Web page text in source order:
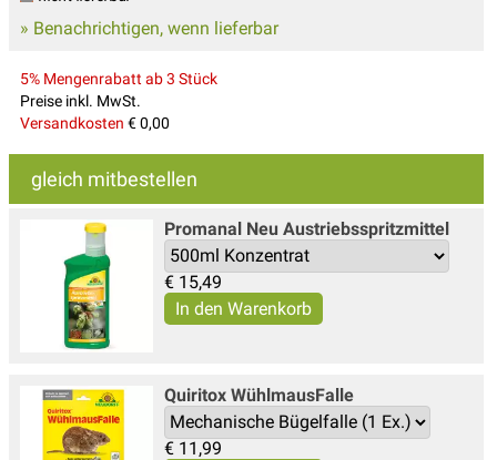
» Benachrichtigen, wenn lieferbar
5% Mengenrabatt ab 3 Stück
Preise inkl. MwSt.
Versandkosten € 0,00
gleich mitbestellen
Promanal Neu Austriebsspritzmittel
€ 15,49
Quiritox WühlmausFalle
€ 11,99